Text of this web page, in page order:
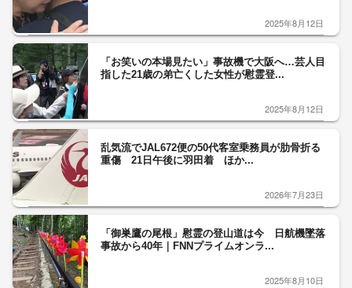
2025年8月12日
「お笑いの本場見たい」事故機で大阪へ…芸人目
指した21歳の弟亡くした女性が慰霊登...
2025年8月12日
乱気流でJAL672便の50代客室乗務員が肋骨折る
重傷 21日午後に羽田着 ほか...
2026年7月23日
「御巣鷹の尾根」慰霊の登山道は今 日航機墜落
事故から40年｜FNNプライムオンラ...
2025年8月10日